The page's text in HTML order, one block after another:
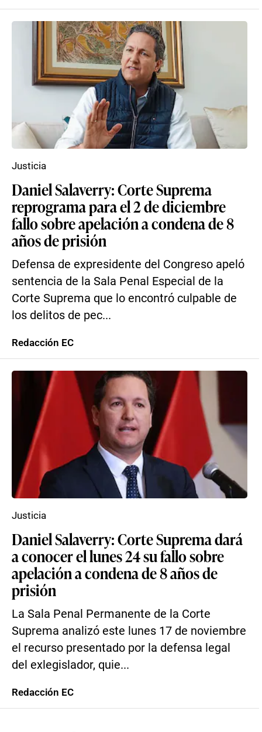
Daniel Salaverry: Corte Suprema
reprograma para el 2 de diciembre
fallo sobre apelación a condena de 8
años de prisión
Defensa de expresidente del Congreso apeló
sentencia de la Sala Penal Especial de la
Corte Suprema que lo encontró culpable de
los delitos de pec...
Justicia
Redacción EC
Daniel Salaverry: Corte Suprema dará
a conocer el lunes 24 su fallo sobre
apelación a condena de 8 años de
prisión
La Sala Penal Permanente de la Corte
Suprema analizó este lunes 17 de noviembre
el recurso presentado por la defensa legal
del exlegislador, quie...
Justicia
Redacción EC